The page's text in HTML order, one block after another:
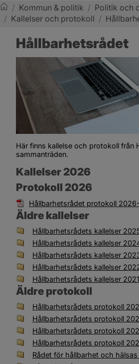
Sotenäs kommun
/ Kommun & politik / Politik och
/ Kallelser och protokoll /
Hållbarhetsrådet
Här finns kallelse och protokoll från
sammanträden.
Kallelser 2026
Protokoll 2026
Hållbarhetsrådet protokoll
Äldre kallelser
Filer tillgängliga för nedladdning
Ikon som illustrerar filtyp
Hållbarhetsrådets kallelser
Hållbarhetsrådets kallelser
Hållbarhetsrådets kallelser
Hållbarhetsrådets kallelser
Hållbarhetsrådets kallelser 2021
Äldre protokoll
Filer tillgängliga för nedladdning
Ikon som illustrerar filtyp
Hållbarhetsrådets protokoll
Hållbarhetsrådets protokoll
Hållbarhetsrådets protokoll
Hållbarhetsrådets protokoll
Rådet för hållbarhet och